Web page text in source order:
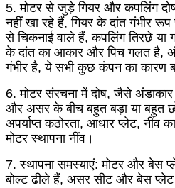
5. मोटर से जुड़े गियर और कपलिंग
नहीं खा रहे हैं, गियर के दांत गंभीर
से चिकनाई वाले हैं, कपलिंग तिरछे
के दांत का आकार और पिच गलत है,
गंभीर है, ये सभी कुछ कंपन का कारण
6. मोटर संरचना में दोष, जैसे
और असर के बीच बहुत बड़ा या बहुत
अपर्याप्त कठोरता, आधार प्लेट, नींव
मोटर स्थापना नींव।
7. स्थापना समस्याएं: मोटर और बेस
बोल्ट ढीले हैं, असर सीट और बेस प्लेट